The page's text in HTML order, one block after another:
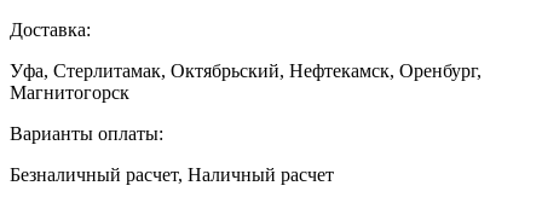
Доставка:
Уфа, Стерлитамак, Октябрьский, Нефтекамск, Оренбург,
Магнитогорск
Варианты оплаты:
Безналичный расчет, Наличный расчет